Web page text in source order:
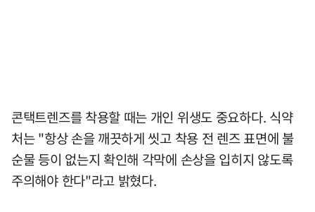
콘택트렌즈를 착용할 때는 개인 위생도 중요하다. 식약
처는 "항상 손을 깨끗하게 씻고 착용 전 렌즈 표면에 불
순물 등이 없는지 확인해 각막에 손상을 입히지 않도록
주의해야 한다"라고 밝혔다.